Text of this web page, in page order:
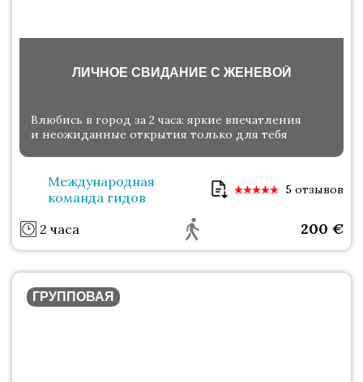
ЛИЧНОЕ СВИДАНИЕ С ЖЕНЕВОЙ
Влюбись в город за 2 часа: яркие впечатления
и неожиданные открытия только для тебя
Международная
команда гидов
5 отзывов
2 часа 200 €
ГРУППОВАЯ